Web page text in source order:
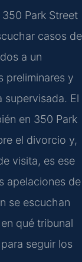
350 Park Street
casos de
a un
preliminares y
supervisada. El
en 350 Park
el divorcio y,
visita, es ese
apelaciones de
se escuchan
qué tribunal
seguir los